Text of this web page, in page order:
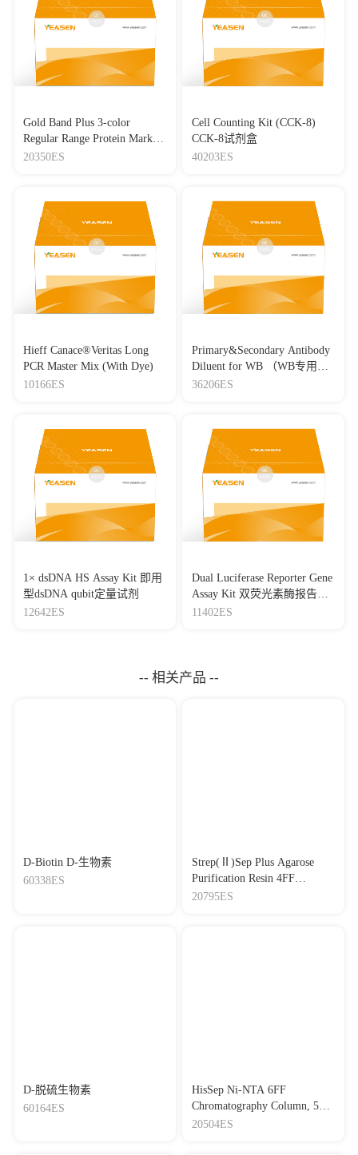
Gold Band Plus 3-color
Regular Range Protein Marker
(8-180 kDa) 三色预染蛋白质
20350ES
Cell Counting Kit (CCK-8)
CCK-8试剂盒
40203ES
Hieff Canace®Veritas Long
PCR Master Mix (With Dye)
10166ES
Primary&Secondary Antibody
Diluent for WB （WB专用一
抗二抗稀释液）
36206ES
1× dsDNA HS Assay Kit 即用
型dsDNA qubit定量试剂
12642ES
Dual Luciferase Reporter Gene
Assay Kit 双荧光素酶报告基
因检测试剂盒
11402ES
-- 相关产品 --
D-Biotin D-生物素
60338ES
Strep(Ⅱ)Sep Plus Agarose
Purification Resin 4FF
Strep(Ⅱ)标签蛋白琼脂糖纯
20795ES
D-脱硫生物素
60164ES
HisSep Ni-NTA 6FF
Chromatography Column, 5mL
His标签蛋白纯化预装柱，5
20504ES